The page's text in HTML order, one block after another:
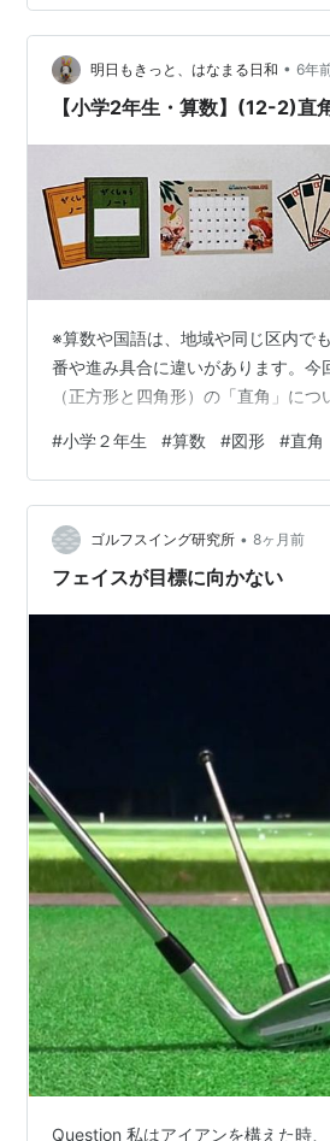
活用 装着 結果 角度調整機構 刃の
は、前についてますが、単に摩擦で
ので、切る時力を掛けてしまうと、
９０度のストッパーもないので、あ
明日もきっと、はなまる日和 • 6年
【小学2年生・算数】(12-2)直
※算数や国語は、地域や同じ区内で
番や進み具合に違いがあります。今
（正方形と四角形）の「直角」につ
#小学２年生 #算数 #図形 #直角
ゴルフスイング研究所 • 8ヶ月前
フェイスが目標に向かない
Question 私はアイアンを構えた時